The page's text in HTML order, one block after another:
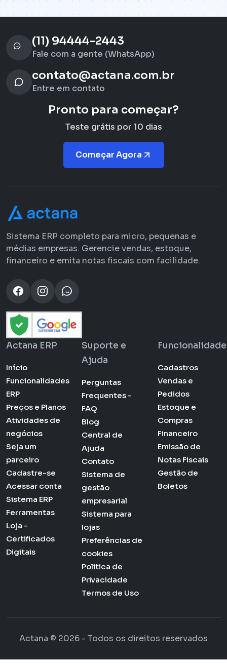
(11) 94444-2443
Fale com a gente (WhatsApp)
contato@actana.com.br
Entre em contato
Pronto para começar?
Teste grátis por 10 dias
Começar Agora
Sistema ERP completo para micro, pequenas e
médias empresas. Gerencie vendas, estoque,
financeiro e emita notas fiscais com facilidade.
Actana ERP
Início
Funcionalidades
ERP
Preços e Planos
Atividades de
negócios
Seja um
parceiro
Cadastre-se
Acessar conta
Sistema ERP
Ferramentas
Loja -
Certificados
Digitais
Suporte e
Ajuda
Perguntas
Frequentes -
FAQ
Blog
Central de
Ajuda
Contato
Sistema de
gestão
empresarial
Sistema para
lojas
Preferências de
cookies
Politica de
Privacidade
Termos de Uso
Cadastros
Vendas e
Pedidos
Estoque e
Compras
Financeiro
Emissão de
Notas Fiscais
Gestão de
Boletos
Actana © 2026 - Todos os direitos reservados